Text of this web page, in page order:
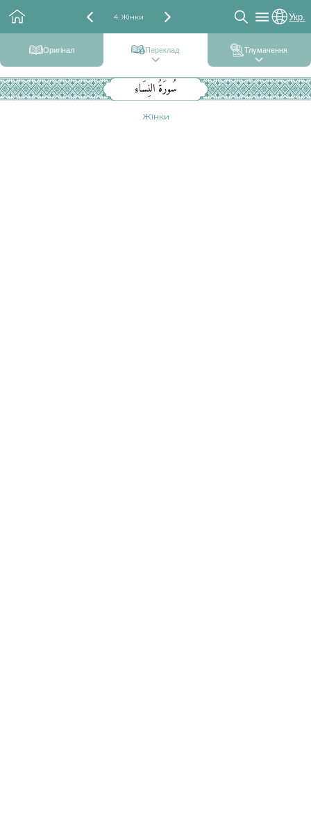
4. Жінки Укр.
Оригінал Переклад Тлумачення
سُورَةُ النِسَاءِ
Жінки